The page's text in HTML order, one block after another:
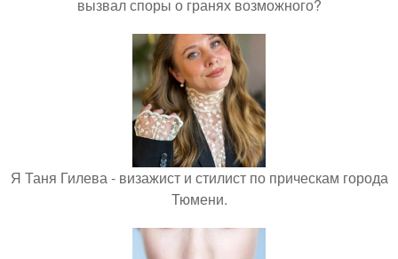
вызвал споры о гранях возможного?
Я Таня Гилева - визажист и стилист по прическам города
Тюмени.